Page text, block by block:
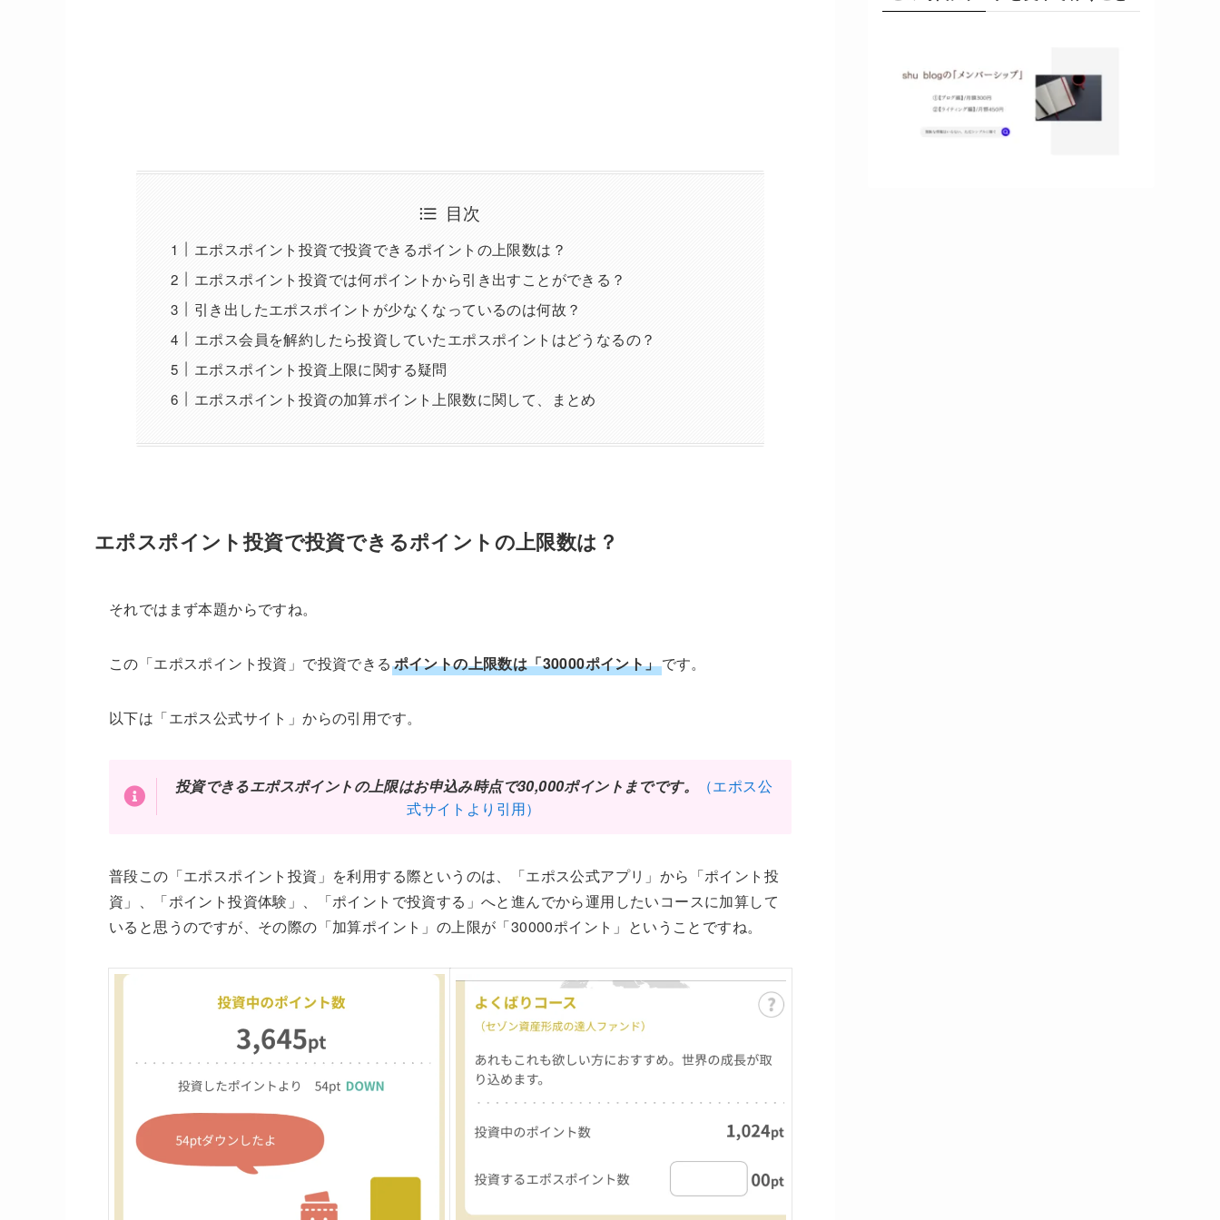
目次
エポスポイント投資で投資できるポイントの上限数は？
エポスポイント投資では何ポイントから引き出すことができる？
引き出したエポスポイントが少なくなっているのは何故？
エポス会員を解約したら投資していたエポスポイントはどうなるの？
エポスポイント投資上限に関する疑問
エポスポイント投資の加算ポイント上限数に関して、まとめ
エポスポイント投資で投資できるポイントの上限数は？
それではまず本題からですね。
この「エポスポイント投資」で投資できる ポイントの上限数は「30000ポイント」です。
以下は「エポス公式サイト」からの引用です。
投資できるエポスポイントの上限はお申込み時点で30,000ポイントまでです。
（エポス公
式サイトより引用）
普段この「エポスポイント投資」を利用する際というのは、「エポス公式アプリ」から「ポイント投
資」、「ポイント投資体験」、「ポイントで投資する」へと進んでから運用したいコースに加算して
いると思うのですが、その際の「加算ポイント」の上限が「30000ポイント」ということですね。